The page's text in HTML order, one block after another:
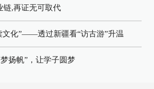
链,再证无可取代
文化”——透过新疆看“访古游”升温
扬帆”，让学子圆梦